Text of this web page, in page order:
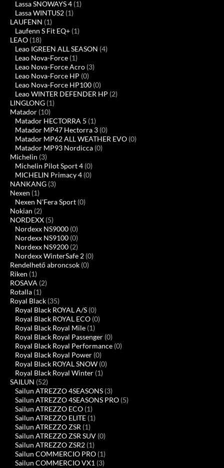
Lassa SNOWAYS 4 (1)
Lassa WINTUS2 (1)
LAUFENN (1)
Laufenn S Fit EQ+ (1)
LEAO (18)
Leao IGREEN ALL SEASON (4)
Leao Nova-Force (1)
Leao Nova-Force Acro (3)
Leao Nova-Force HP (0)
Leao Nova-Force HP100 (0)
Leao WINTER DEFENDER HP (2)
LINGLONG (1)
Matador (10)
Matador HECTORRA 5 (1)
Matador MP47 Hectorra 3 (0)
Matador MP62 ALL WEATHER EVO (0)
Matador MP93 Nordicca (0)
Michelin (3)
Michelin Pilot Sport 4 (0)
MICHELIN Primacy 4 (0)
NANKANG (3)
Nexen (1)
Nexen N'Fera Sport (0)
Nokian (2)
NORDEXX (5)
Nordexx NS9000 (0)
Nordexx NS9100 (0)
Nordexx NS9200 (2)
Nordexx WinterSafe 2 (0)
Rendelhető abroncsok (0)
Riken (1)
ROSAVA (2)
Rotalla (1)
Royal Black (35)
Royal Black ROYAL A/S (0)
Royal Black ROYAL ECO (0)
Royal Black Royal Mile (1)
Royal Black Royal Passenger (0)
Royal Black Royal Performance (0)
Royal Black Royal Power (0)
Royal Black ROYAL SNOW (0)
Royal Black Royal Winter (1)
SAILUN (52)
Sailun ATREZZO 4SEASONS (3)
Sailun ATREZZO 4SEASONS PRO (5)
Sailun ATREZZO ECO (1)
Sailun ATREZZO ELITE (1)
Sailun ATREZZO ZSR (1)
Sailun ATREZZO ZSR SUV (0)
Sailun ATREZZO ZSR2 (1)
Sailun COMMERCIO PRO (1)
Sailun COMMERCIO VX1 (3)